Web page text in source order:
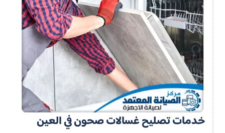
خدمات تصليح غسالات صحون في العين